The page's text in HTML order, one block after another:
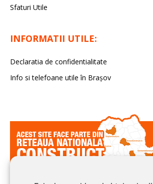
Sfaturi Utile
INFORMATII UTILE:
Declaratia de confidentialitate
Info si telefoane utile în Braşov